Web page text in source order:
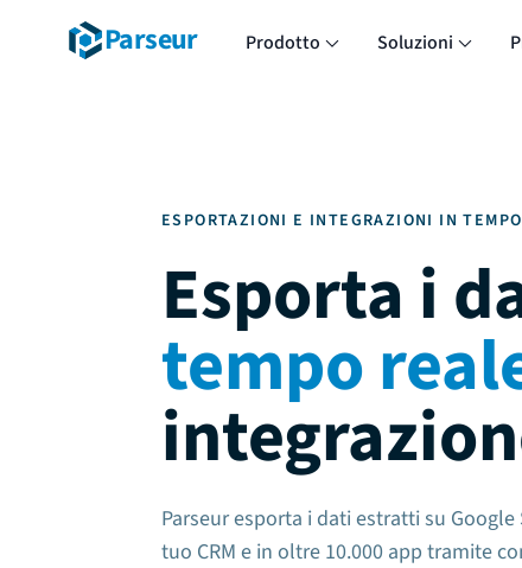
Parseur Prodotto Soluzioni
ESPORTAZIONI E INTEGRAZIONI IN
Esporta i
tempo
Parseur esporta i dati estratti su Google
tuo CRM e in oltre 10.000 app tramite